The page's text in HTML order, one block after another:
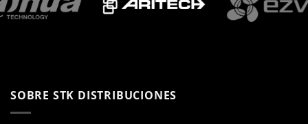
SOBRE STK DISTRIBUCIONES